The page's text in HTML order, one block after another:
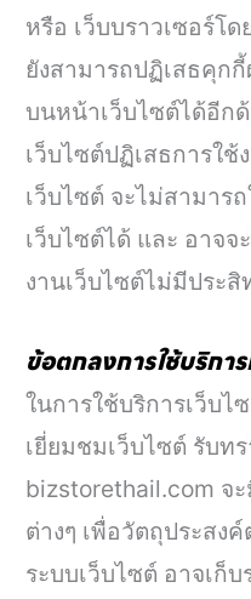
หรือ เว็บบราวเซอร์โ
ยังสามารถปฏิเสธคุก
บนหน้าเว็บไซต์ได้อีก
เว็บไซต์ปฏิเสธการใ
เว็บไซต์ จะไม่สามาร
เว็บไซต์ได้ และ อาจ
งานเว็บไซต์ไม่มีประ
ข้อตกลงการใช้บริการ
ในการใช้บริการเว็บ
เยี่ยมชมเว็บไซต์ รับท
bizstorethail.com จ
ต่างๆ เพื่อวัตถุประสง
ระบบเว็บไซต์ อาจเก็